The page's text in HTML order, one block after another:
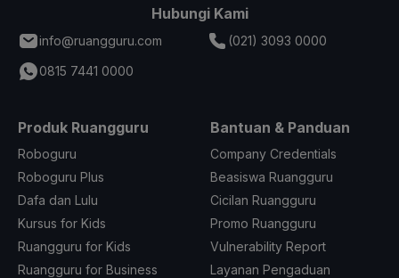
Hubungi Kami
info@ruangguru.com
(021) 3093 0000
0815 7441 0000
Produk Ruangguru
Roboguru
Roboguru Plus
Dafa dan Lulu
Kursus for Kids
Ruangguru for Kids
Ruangguru for Business
Bantuan & Panduan
Company Credentials
Beasiswa Ruangguru
Cicilan Ruangguru
Promo Ruangguru
Vulnerability Report
Layanan Pengaduan